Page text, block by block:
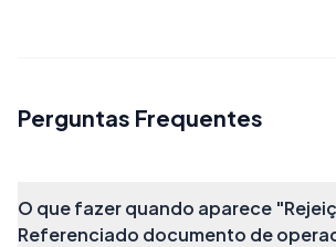
módulo deCompras
Após reabrir, é necessário
Perguntas Frequentes
O que fazer quando aparece
Referenciado documento de